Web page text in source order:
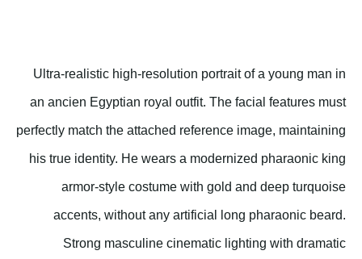
Ultra-realistic high-resolution portrait of a young man in
an ancien Egyptian royal outfit. The facial features must
perfectly match the attached reference image, maintaining
his true identity. He wears a modernized pharaonic king
armor-style costume with gold and deep turquoise
accents, without any artificial long pharaonic beard.
Strong masculine cinematic lighting with dramatic